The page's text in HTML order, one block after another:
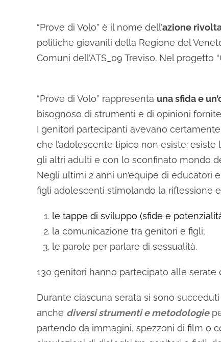
“Prove di Volo” è il nome dell’azione
politiche giovanili della Regione del
Comuni dell’ATS_09 Treviso. Nel progetto
“Prove di Volo” rappresenta una sfida e
bisognoso di strumenti e di opinioni
I genitori partecipanti avevano
che l’adolescente tipico non esiste:
gli altri adulti e con lo sconfinato mondo
Negli ultimi 2 anni un’equipe di educatori
figli adolescenti stimolando la riflessione
le tappe di sviluppo (sfide e
la comunicazione tra genitori e figli;
le parole per parlare di sessualità.
130 genitori hanno partecipato alle
Durante ciascuna serata si sono succeduti
anche diversi strumenti e metodologie
partendo da immagini, spezzoni di film o